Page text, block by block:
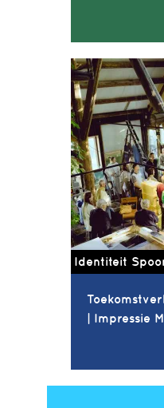
Identiteit
| Impressie